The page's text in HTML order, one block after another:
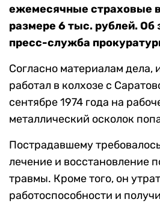
ежемесячные страховые
размере 6 тыс. рублей. Об
пресс-служба
Согласно материалам дела,
работал в колхозе с
сентябре 1974 года на
металлический осколок
Пострадавшему
лечение и восстановление
травмы. Кроме того, он
работоспособности и